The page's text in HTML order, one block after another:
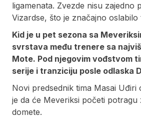
ligamenata. Zvezde nisu
Vizardse, što je značajno
Kid je u pet sezona sa
svrstava među trenere sa
Mote. Pod njegovim vođstvom
serije i tranziciju posle odlaska
Novi predsednik tima Masai
je da će Meveriksi početi
domete.